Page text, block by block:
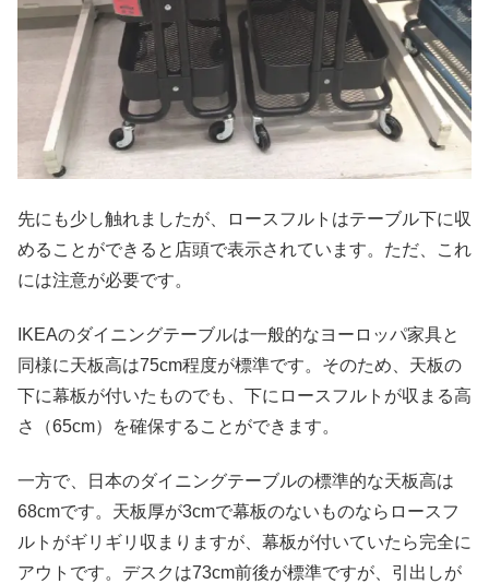
先にも少し触れましたが、ロースフルトはテーブル下に収
めることができると店頭で表示されています。ただ、これ
には注意が必要です。
IKEAのダイニングテーブルは一般的なヨーロッパ家具と
同様に天板高は75cm程度が標準です。そのため、天板の
下に幕板が付いたものでも、下にロースフルトが収まる高
さ（65cm）を確保することができます。
一方で、日本のダイニングテーブルの標準的な天板高は
68cmです。天板厚が3cmで幕板のないものならロースフ
ルトがギリギリ収まりますが、幕板が付いていたら完全に
アウトです。デスクは73cm前後が標準ですが、引出しが